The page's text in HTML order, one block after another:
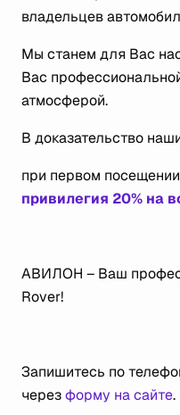
владельцев
Мы станем для Вас
Вас
атмосферой.
В доказательство
при первом
привилегия 20% на
АВИЛОН – Ваш
Rover!
Запишитесь по
черезформу на сайте.